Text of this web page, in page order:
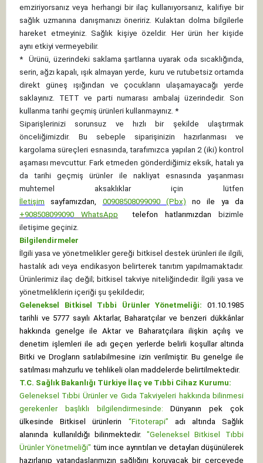
emziriyorsanız veya herhangi bir ilaç kullanıyorsanız, kalifiye bir
sağlık uzmanına danışmanızı öneririz. Kulaktan dolma bilgilerle
hareket etmeyiniz. Sağlık kişiye özeldir. Her ürün her kişide
aynı etkiyi vermeyebilir.
*
Ürünü, üzerindeki saklama şartlarına uyarak oda sıcaklığında,
serin, ağzı kapalı, ışık almayan yerde, kuru ve rutubetsiz ortamda
direkt güneş ışığından ve çocukların ulaşamayacağı yerde
saklayınız. TETT ve parti numarası ambalaj üzerindedir. Son
kullanma tarihi geçmiş ürünleri kullanmayınız. *
Siparişlerinizi sorunsuz ve hızlı bir şekilde ulaştırmak
önceliğimizdir. Bu sebeple siparişinizin hazırlanması ve
kargolama süreçleri esnasında, tarafımızca yapılan 2 (iki) kontrol
aşaması mevcuttur. Fark etmeden gönderdiğimiz eksik, hatalı ya
da tarihi geçmiş ürünler ile nakliyat esnasında yaşanması
muhtemel aksaklıklar için lütfen
İletişim
sayfamızdan, 00908508099090 (Pbx) no ile ya da
+908508099090 WhatsApp telefon hatlarımızdan bizimle
iletişime geçiniz.
Bilgilendirmeler
İlgili yasa ve yönetmelikler gereği bitkisel destek ürünleri ile ilgili,
hastalık adı veya endikasyon belirterek tanıtım yapılmamaktadır.
Ürünlerimiz ilaç değil; bitkisel takviye niteliğindedir. İlgili yasa ve
yönetmeliklerin içeriği şu şekildedir;
Geleneksel Bitkisel Tıbbi Ürünler Yönetmeliği: 01.10.1985
tarihli ve 5777 sayılı Aktarlar, Baharatçılar ve benzeri dükkânlar
hakkında genelge ile Aktar ve Baharatçılara ilişkin açılış ve
denetim işlemleri ile adı geçen yerlerde belirli koşullar altında
Bitki ve Drogların satılabilmesine izin verilmiştir. Bu genelge ile
satılması mahzurlu ve tehlikeli olan maddelerde belirtilmektedir.
T.C. Sağlık Bakanlığı Türkiye İlaç ve Tıbbi Cihaz Kurumu:
Geleneksel Tıbbi Ürünler ve Gıda Takviyeleri hakkında bilinmesi
gerekenler başlıklı bilgilendirmesinde:
Dünyanın pek çok
ülkesinde Bitkisel ürünlerin “Fitoterapi” adı altında Sağlık
alanında kullanıldığı bilinmektedir. "Geleneksel Bitkisel Tıbbi
Ürünler Yönetmeliği" tüm ince ayrıntıları ve detayları düşünülerek
hazırlanıp vatandaşlarımızın sağlığını koruyacak bir çerçevede